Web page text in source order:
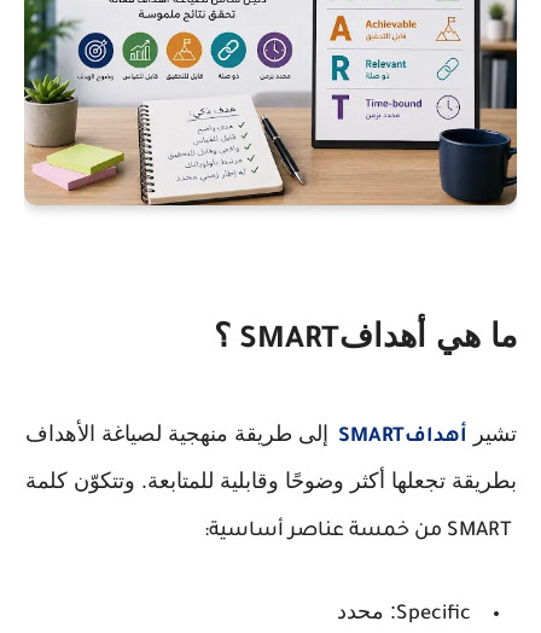
ما هي أهداف SMART ؟
تشير أهدافSMART
إلى طريقة منهجية لصياغة الأهداف
بطريقة تجعلها أكثر وضوحًا وقابلية للمتابعة. وتتكوّن كلمة
SMART من خمسة عناصر أساسية:
Specific: محدد